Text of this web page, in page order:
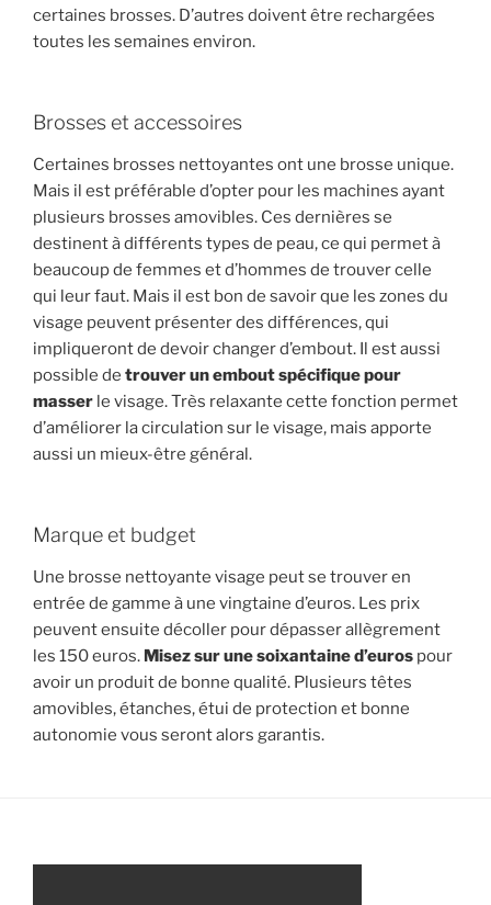
certaines brosses. D’autres doivent être rechargées
toutes les semaines environ.
Brosses et accessoires
Certaines brosses nettoyantes ont une brosse unique.
Mais il est préférable d’opter pour les machines ayant
plusieurs brosses amovibles. Ces dernières se
destinent à différents types de peau, ce qui permet à
beaucoup de femmes et d’hommes de trouver celle
qui leur faut. Mais il est bon de savoir que les zones du
visage peuvent présenter des différences, qui
impliqueront de devoir changer d’embout. Il est aussi
possible de trouver un embout spécifique pour
masser le visage. Très relaxante cette fonction permet
d’améliorer la circulation sur le visage, mais apporte
aussi un mieux-être général.
Marque et budget
Une brosse nettoyante visage peut se trouver en
entrée de gamme à une vingtaine d’euros. Les prix
peuvent ensuite décoller pour dépasser allègrement
les 150 euros. Misez sur une soixantaine d’euros pour
avoir un produit de bonne qualité. Plusieurs têtes
amovibles, étanches, étui de protection et bonne
autonomie vous seront alors garantis.